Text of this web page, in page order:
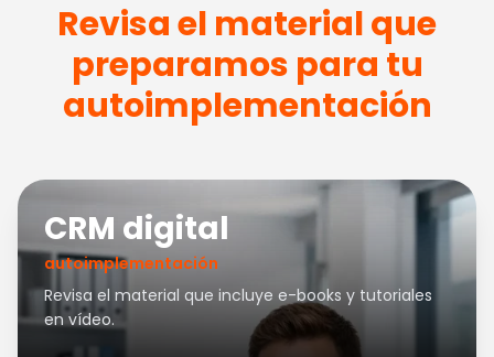
Revisa el material que
preparamos para tu
autoimplementación
CRM digital
autoimplementación
Revisa el material que incluye e-books y tutoriales
en vídeo.